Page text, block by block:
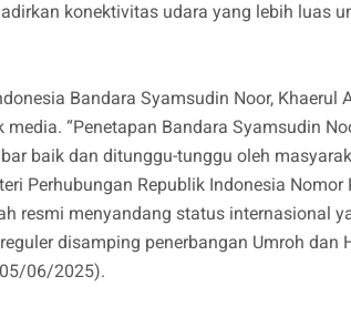
konektivitas udara yang lebih luas
Bandara Syamsudin Noor, Khaerul
“Penetapan Bandara Syamsudin
baik dan ditunggu-tunggu oleh
Perhubungan Republik Indonesia Nomor
resmi menyandang status internasional
disamping penerbangan Umroh dan
06/2025).